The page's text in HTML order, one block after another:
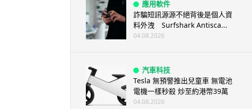
應用軟件
詐騙短訊源源不絕背後是個人資
料外洩 Surfshark Antisca...
04.08.2026
汽車科技
Tesla 無預警推出兒童車 無電池
電機一樣秒殺 炒至約港幣39萬
04.08.2026